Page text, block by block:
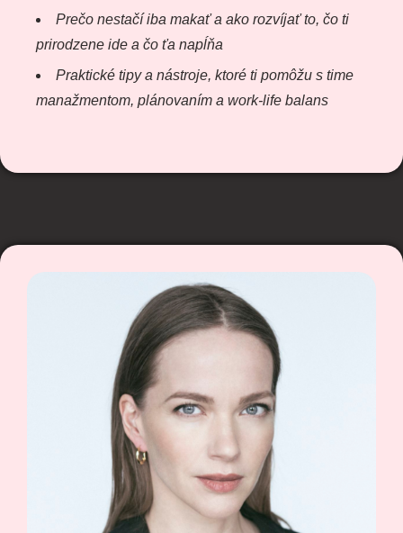
Prečo nestačí iba makať a ako rozvíjať to, čo ti
prirodzene ide a čo ťa napĺňa
Praktické tipy a nástroje, ktoré ti pomôžu s time
manažmentom, plánovaním a work-life balans